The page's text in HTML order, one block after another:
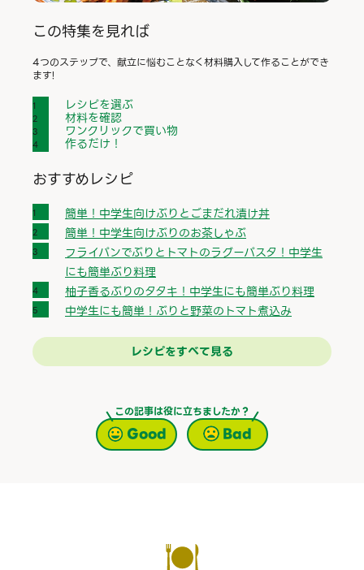
この特集を見れば
4つのステップで、献立に悩むことなく材料購入して作ることができ
ます!
レシピを選ぶ
材料を確認
ワンクリックで買い物
作るだけ！
おすすめレシピ
簡単！中学生向けぶりとごまだれ漬け丼
簡単！中学生向けぶりのお茶しゃぶ
フライパンでぶりとトマトのラグーパスタ！中学生
にも簡単ぶり料理
柚子香るぶりのタタキ！中学生にも簡単ぶり料理
中学生にも簡単！ぶりと野菜のトマト煮込み
レシピをすべて見る
この記事は役に立ちましたか？
Good Bad